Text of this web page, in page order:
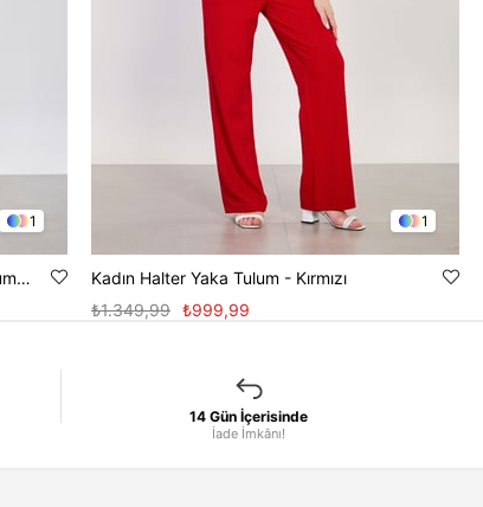
1
Kadın Kruvaze Yaka Düğme Detay Tulum - Acı Kahve
1
Kadın Halter Yaka Tulum - Kırmızı
₺999,99
₺1.349,99
14 Gün İçerisinde
İade İmkânı!